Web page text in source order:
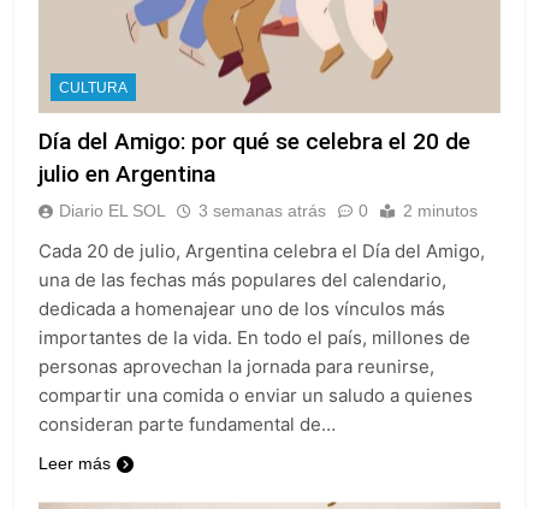
CULTURA
Día del Amigo: por qué se celebra el 20 de
julio en Argentina
Diario EL SOL 3 semanas atrás 0 2 minutos
Cada 20 de julio, Argentina celebra el Día del Amigo,
una de las fechas más populares del calendario,
dedicada a homenajear uno de los vínculos más
importantes de la vida. En todo el país, millones de
personas aprovechan la jornada para reunirse,
compartir una comida o enviar un saludo a quienes
consideran parte fundamental de…
Leer más